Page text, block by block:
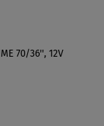
70/36'', 12V